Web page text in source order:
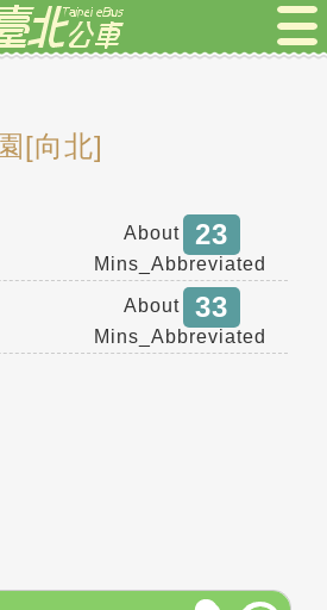
[向北]
About 23
Mins_Abbreviated
About 33
Mins_Abbreviated